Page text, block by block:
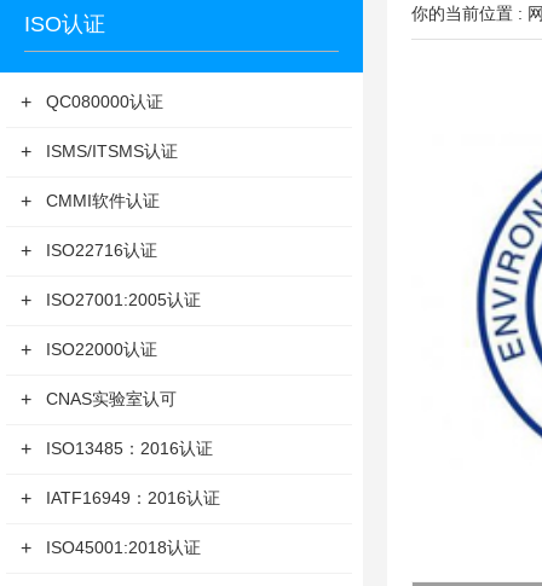
ISO认证
+ QC080000认证
+ ISMS/ITSMS认证
+ CMMI软件认证
+ ISO22716认证
+ ISO27001:2005认证
+ ISO22000认证
+ CNAS实验室认可
+ ISO13485：2016认证
+ IATF16949：2016认证
+ ISO45001:2018认证
你的当前位置 :